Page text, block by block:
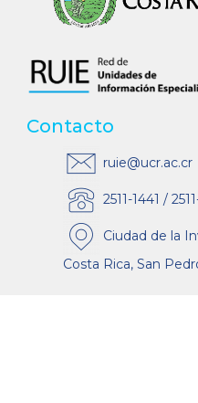
Contacto
ruie@ucr.ac.cr
2511-1441 /
Ciudad de la
Costa Rica, San